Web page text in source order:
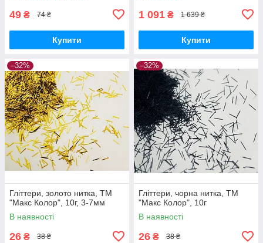
49 ₴ 74 ₴
Купити
1 091 ₴ 1 639 ₴
Купити
–32%
Гліттери, золото нитка, ТМ
"Макс Колор", 10г, 3-7мм
В наявності
26 ₴ 38 ₴
–32%
Гліттери, чорна нитка, ТМ
"Макс Колор", 10г
В наявності
26 ₴ 38 ₴